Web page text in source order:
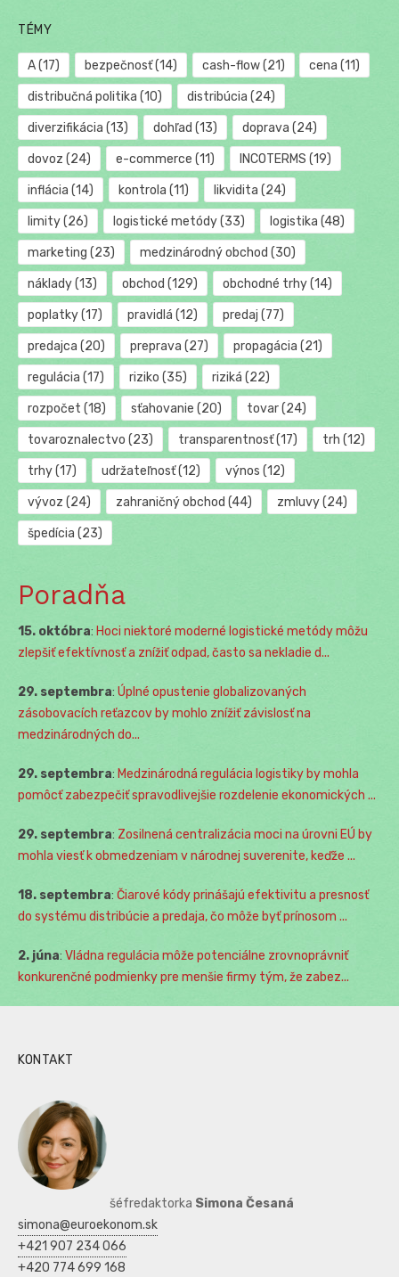
TÉMY
A(17) bezpečnosť(14) cash-flow(21) cena (11)
distribučná politika (10) distribúcia (24)
diverzifikácia (13) dohľad (13) doprava (24)
dovoz (24) e-commerce (11) INCOTERMS (19)
inflácia (14) kontrola (11) likvidita (24)
limity(26) logistické metódy(33) logistika (48)
marketing (23) medzinárodný obchod (30)
náklady(13) obchod (129) obchodné trhy(14)
poplatky(17) pravidlá (12) predaj (77)
predajca (20) preprava (27) propagácia (21)
regulácia (17) riziko (35) riziká (22)
rozpočet (18) sťahovanie (20) tovar(24)
tovaroznalectvo (23) transparentnosť(17) trh (12)
trhy(17) udržateľnosť(12) výnos (12)
vývoz (24) zahraničný obchod (44) zmluvy(24)
špedícia (23)
Poradňa
15. októbra: Hoci niektoré moderné logistické metódy môžu
zlepšiť efektívnosť a znížiť odpad, často sa nekladie d...
29. septembra: Úplné opustenie globalizovaných
zásobovacích reťazcov by mohlo znížiť závislosť na
medzinárodných do...
29. septembra: Medzinárodná regulácia logistiky by mohla
pomôcť zabezpečiť spravodlivejšie rozdelenie ekonomických ...
29. septembra: Zosilnená centralizácia moci na úrovni EÚ by
mohla viesť k obmedzeniam v národnej suverenite, keďže ...
18. septembra: Čiarové kódy prinášajú efektivitu a presnosť
do systému distribúcie a predaja, čo môže byť prínosom ...
2. júna: Vládna regulácia môže potenciálne zrovnoprávniť
konkurenčné podmienky pre menšie firmy tým, že zabez...
KONTAKT
šéfredaktorka Simona Česaná
simona@euroekonom.sk
+421 907 234 066
+420 774 699 168